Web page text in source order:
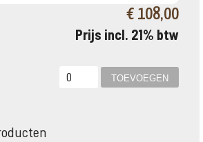
€ 108,00
Prijs incl. 21% btw